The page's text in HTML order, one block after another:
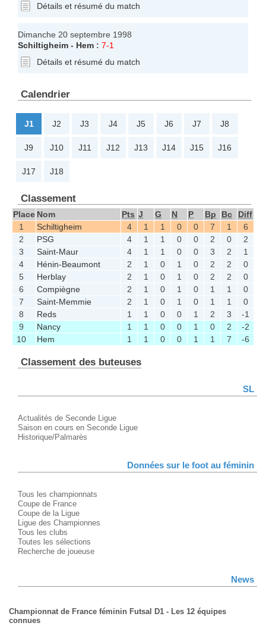
Détails et résumé du match
Dimanche 20 septembre 1998
Schiltigheim - Hem : 7-1
Détails et résumé du match
Calendrier
J1 J2 J3 J4 J5 J6 J7 J8
J9 J10 J11 J12 J13 J14 J15 J16
J17 J18
Classement
Place Nom Pts J G N P Bp Bc
Diff
1
Schiltigheim 4 1 1 0 0 7 1
6
2
PSG 4 1 1 0 0 2 0
2
3
Saint-Maur 4 1 1 0 0 3 2
1
4
Hénin-Beaumont 2 1 0 1 0 2 2
0
5
Herblay 2 1 0 1 0 2 2
0
6
Compiègne 2 1 0 1 0 1 1
0
7
Saint-Memmie 2 1 0 1 0 1 1
0
8
Reds 1 1 0 0 1 2 3
-1
9
Nancy 1 1 0 0 1 0 2
-2
10
Hem 1 1 0 0 1 1 7 -6
Classement des buteuses
SL
Actualités de Seconde Ligue
Saison en cours en Seconde Ligue
Historique/Palmarès
Données sur le foot au féminin
Tous les championnats
Coupe de France
Coupe de la Ligue
Ligue des Championnes
Tous les clubs
Toutes les sélections
Recherche de joueuse
News
Championnat de France féminin Futsal D1 - Les 12 équipes
connues